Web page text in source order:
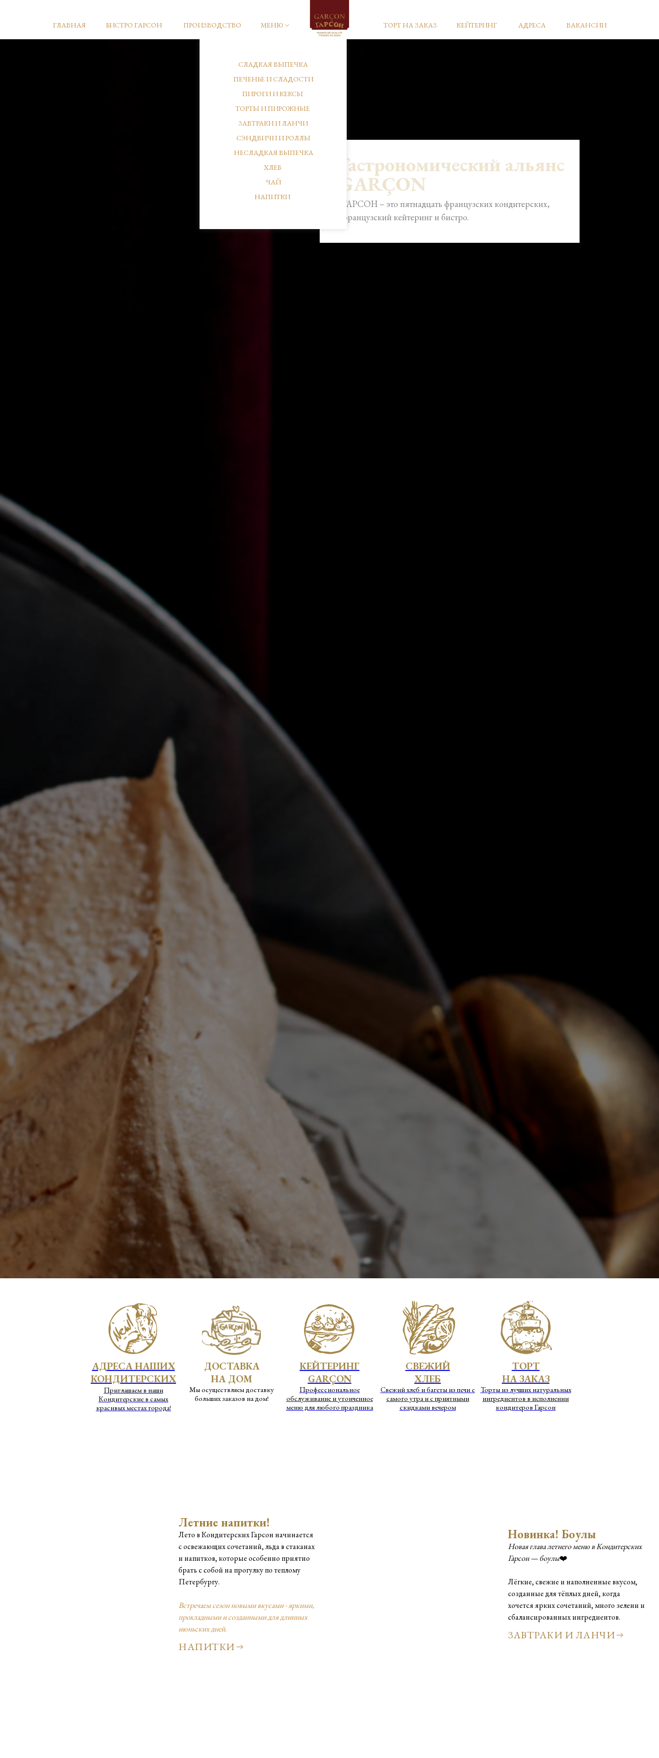
ВАКАНСИИ
АДРЕСА
КЕЙТЕРИНГ
ТОРТ НА ЗАКАЗ
МЕНЮ
ПРОИЗВОДСТВО
БИСТРО ГАРСОН
ГЛАВНАЯ
НАПИТКИ
ЧАЙ
ХЛЕБ
НЕСЛАДКАЯ ВЫПЕЧКА
СЭНДВИЧИ И РОЛЛЫ
ЗАВТРАКИ И ЛАНЧИ
ТОРТЫ И ПИРОЖНЫЕ
ПИРОГИ И КЕКСЫ
ПЕЧЕНЬЕ И СЛАДОСТИ
СЛАДКАЯ ВЫПЕЧКА
Гастрономический альянс
GARÇON
ГАРСОН – это пятнадцать французских кондитерских,
французский кейтеринг и бистро.
АДРЕСА НАШИХ
КОНДИТЕРСКИХ
Приглашаем в наши
Кондитерские в самых
красивых местах города!
ДОСТАВКА
НА ДОМ
Мы осуществляем доставку
больших заказов на дом!
КЕЙТЕРИНГ
GARÇON
Профессиональное
обслуживание и утонченное
меню для любого праздника
СВЕЖИЙ
ХЛЕБ
Свежий хлеб и багеты из печи с
самого утра и с приятными
скидками вечером
ТОРТ
НА ЗАКАЗ
Торты из лучших натуральных
ингредиентов в исполнении
кондитеров Гарсон
Летние напитки!
Лето в Кондитерских Гарсон начинается
с освежающих сочетаний, льда в стаканах
и напитков, которые особенно приятно
брать с собой на прогулку по теплому
Петербургу.
Встречаем сезон новыми вкусами - яркими,
прохладными и созданными для длинных
июньских дней.
НАПИТКИ
Новинка! Боулы
Новая глава летнего меню в Кондитерских
Гарсон — боулы❤️
Лёгкие, свежие и наполненные вкусом,
созданные для тёплых дней, когда
хочется ярких сочетаний, много зелени и
сбалансированных ингредиентов.
ЗАВТРАКИ И ЛАНЧИ